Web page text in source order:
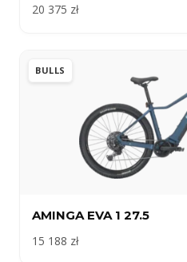
20 375 zł
BULLS
AMINGA EVA 1 27.5
15 188 zł